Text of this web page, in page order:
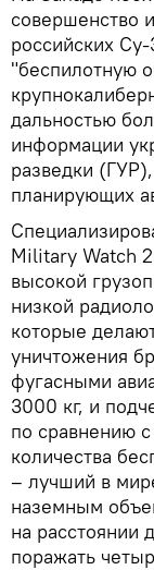
совершенство
российских
"беспилотную
дальностью
информации
разведки
планирующих
Military Watch
высокой
низкой
которые
уничтожения
фугасными
3000 кг, и
по сравнению
количества
– лучший в
наземным
на расстоянии
поражать